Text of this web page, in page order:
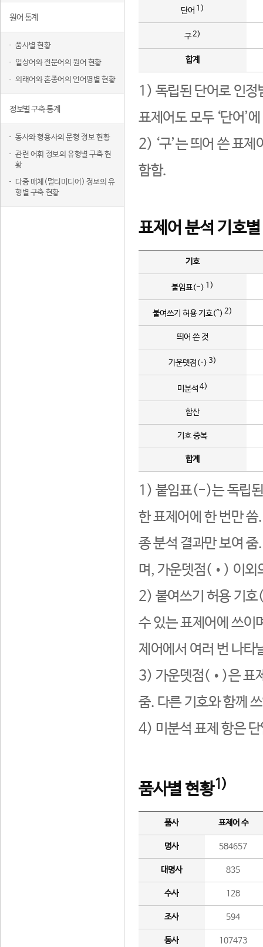
원어 통계
품사별 현황
일상어와 전문어의 원어 현황
외래어와 혼종어의 언어명별 현황
정보별 구축 통계
동사와 형용사의 문형 정보 현황
관련 어휘 정보의 유형별 구축 현
황
다중 매체(멀티미디어) 정보의 유
형별 구축 현황
단어 1)
구2)
합계
1) 독립된 단어로 인정
표제어도 모두 ‘단어’
2) ‘구’는 띄어 쓴 표
함함.
표제어 분석 기호
기호
붙임표(-) 1)
붙여쓰기 허용 기호(^) 2)
띄어 쓴 것
가운뎃점(·) 3)
미분석 4)
합산
기호 중복
합계
1) 붙임표(-)는 독립된
한 표제어에 한 번만
종 분석 결과만 보여
며, 가운뎃점(•) 이외
2) 붙여쓰기 허용 기호
수 있는 표제어에 쓰이
제어에서 여러 번 나타
3) 가운뎃점(•)은 표
줌. 다른 기호와 함께
4) 미분석 표제 항은
품사별 현황1)
품사 표제어 수
명사 584657
대명사 835
수사 128
조사 594
동사 107473